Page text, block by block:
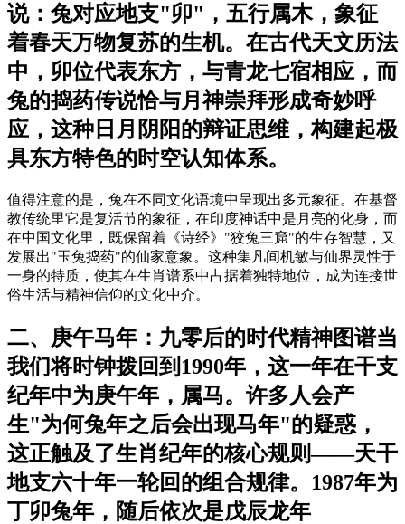
说：兔对应地支"卯"，五行属木，象征
着春天万物复苏的生机。在古代天文历法
中，卯位代表东方，与青龙七宿相应，而
兔的捣药传说恰与月神崇拜形成奇妙呼
应，这种日月阴阳的辩证思维，构建起极
具东方特色的时空认知体系。
值得注意的是，兔在不同文化语境中呈现出多元象征。在基督
教传统里它是复活节的象征，在印度神话中是月亮的化身，而
在中国文化里，既保留着《诗经》"狡兔三窟"的生存智慧，又
发展出"玉兔捣药"的仙家意象。这种集凡间机敏与仙界灵性于
一身的特质，使其在生肖谱系中占据着独特地位，成为连接世
俗生活与精神信仰的文化中介。
二、庚午马年：九零后的时代精神图谱当
我们将时钟拨回到1990年，这一年在干支
纪年中为庚午年，属马。许多人会产
生"为何兔年之后会出现马年"的疑惑，
这正触及了生肖纪年的核心规则——天干
地支六十年一轮回的组合规律。1987年为
丁卯兔年，随后依次是戊辰龙年